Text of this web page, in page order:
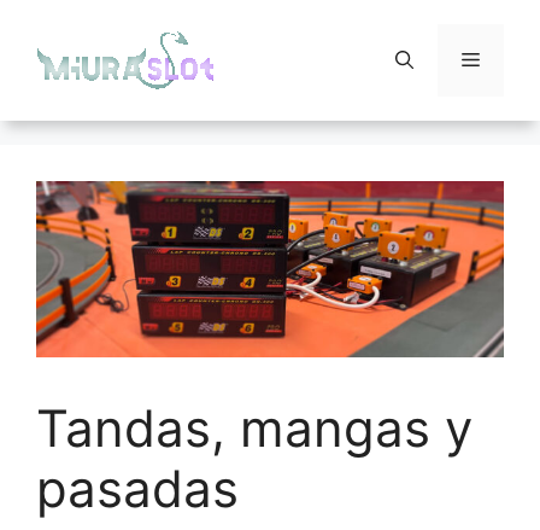
contenido
Menú
Tandas, mangas y
pasadas